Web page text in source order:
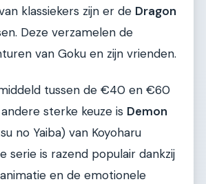
klassiekers zijn er de Dragon
Deze verzamelen de
van Goku en zijn vrienden.
tussen de €40 en €60
sterke keuze is Demon
no Yaiba) van Koyoharu
serie is razend populair dankzij
en de emotionele